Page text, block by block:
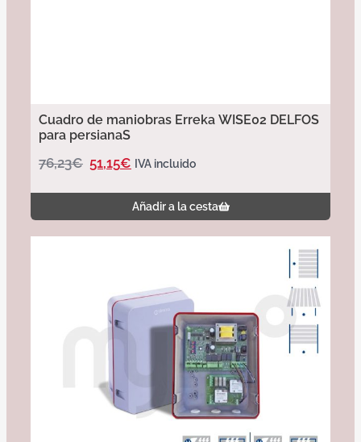
Cuadro de maniobras Erreka WISE02 DELFOS
para persianaS
76,23€ 51,15€ IVA incluido
Añadir a la cesta